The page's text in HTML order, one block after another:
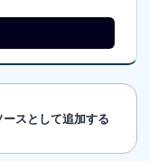
ースとして追加する